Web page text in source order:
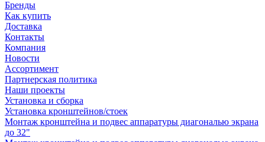
Бренды
Как купить
Доставка
Контакты
Компания
Новости
Ассортимент
Партнерская политика
Наши проекты
Установка и сборка
Установка кронштейнов/стоек
Монтаж кронштейна и подвес аппаратуры диагональю экрана
до 32"